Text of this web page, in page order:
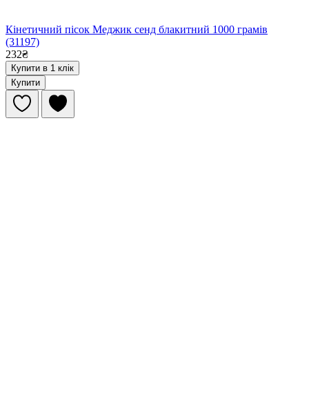
Кінетичний пісок Меджик сенд блакитний 1000 грамів
(31197)
232₴
Купити в 1 клік
Купити